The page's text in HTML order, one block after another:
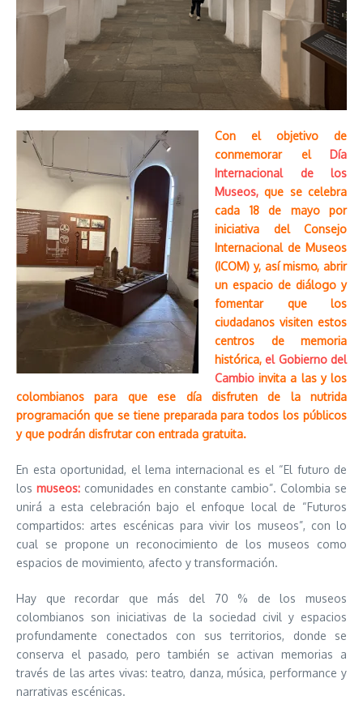
Con el objetivo de
conmemorar el Día
Internacional de los
Museos, que se celebra
cada 18 de mayo por
iniciativa del Consejo
Internacional de Museos
(ICOM) y, así mismo, abrir
un espacio de diálogo y
fomentar que los
ciudadanos visiten estos
centros de memoria
histórica,el Gobierno del
Cambio invita a las y los
colombianos para que ese día disfruten de la nutrida
programación que se tiene preparada para todos los públicos
y que podrán disfrutar con entrada gratuita.
En esta oportunidad, el lema internacional es el “El futuro de
los museos:comunidades en constante cambio”. Colombia se
unirá a esta celebración bajo el enfoque local de “Futuros
compartidos: artes escénicas para vivir los museos”, con lo
cual se propone un reconocimiento de los museos como
espacios de movimiento, afecto y transformación.
Hay que recordar que más del 70 % de los museos
colombianos son iniciativas de la sociedad civil y espacios
profundamente conectados con sus territorios, donde se
conserva el pasado, pero también se activan memorias a
través de las artes vivas: teatro, danza, música, performance y
narrativas escénicas.